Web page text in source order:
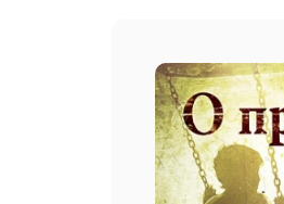
Домоводство